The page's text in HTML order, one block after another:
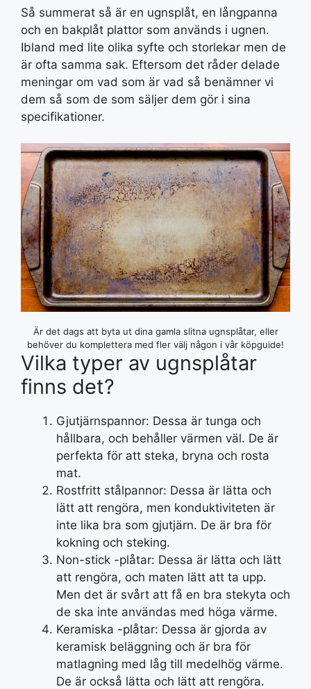
Så summerat så är en ugnsplåt, en långpanna
och en bakplåt plattor som används i ugnen.
Ibland med lite olika syfte och storlekar men de
är ofta samma sak. Eftersom det råder delade
meningar om vad som är vad så benämner vi
dem så som de som säljer dem gör i sina
specifikationer.
Är det dags att byta ut dina gamla slitna ugnsplåtar, eller
behöver du komplettera med fler välj någon i vår köpguide!
Vilka typer av ugnsplåtar
finns det?
Gjutjärnspannor: Dessa är tunga och
hållbara, och behåller värmen väl. De är
perfekta för att steka, bryna och rosta
mat.
Rostfritt stålpannor: Dessa är lätta och
lätt att rengöra, men konduktiviteten är
inte lika bra som gjutjärn. De är bra för
kokning och steking.
Non-stick -plåtar: Dessa är lätta och lätt
att rengöra, och maten lätt att ta upp.
Men det är svårt att få en bra stekyta och
de ska inte användas med höga värme.
Keramiska -plåtar: Dessa är gjorda av
keramisk beläggning och är bra för
matlagning med låg till medelhög värme.
De är också lätta och lätt att rengöra.